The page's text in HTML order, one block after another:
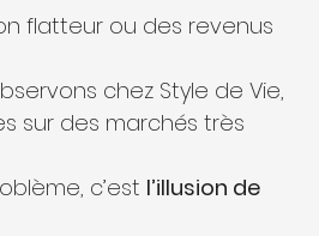
flatteur ou des revenus
chez Style de Vie,
sur des marchés très
c’est l’illusion de